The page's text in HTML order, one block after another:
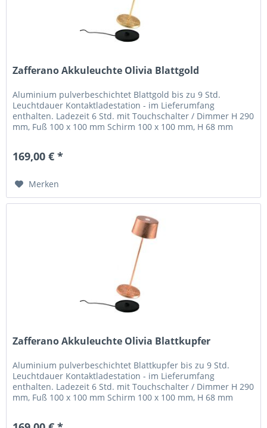
Zafferano Akkuleuchte Olivia Blattgold
Aluminium pulverbeschichtet Blattgold bis zu 9 Std.
Leuchtdauer Kontaktladestation - im Lieferumfang
enthalten. Ladezeit 6 Std. mit Touchschalter / Dimmer H 290
mm, Fuß 100 x 100 mm Schirm 100 x 100 mm, H 68 mm
169,00 € *
Merken
Zafferano Akkuleuchte Olivia Blattkupfer
Aluminium pulverbeschichtet Blattkupfer bis zu 9 Std.
Leuchtdauer Kontaktladestation - im Lieferumfang
enthalten. Ladezeit 6 Std. mit Touchschalter / Dimmer H 290
mm, Fuß 100 x 100 mm Schirm 100 x 100 mm, H 68 mm